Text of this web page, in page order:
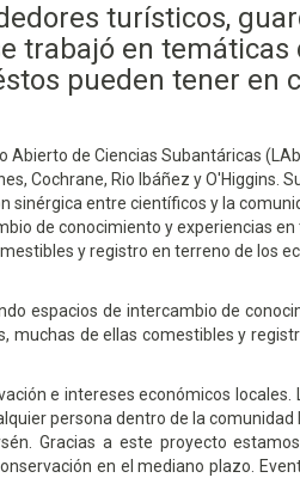
turísticos,
trabajó en temáticas
pueden tener en
de Ciencias Subantáricas
Cochrane, Rio Ibáñez y O'Higgins.
entre científicos y la
de conocimiento y experiencias
y registro en terreno de los
espacios de intercambio de
muchas de ellas comestibles y
e intereses económicos
persona dentro de la comunidad
Gracias a este proyecto
en el mediano plazo.